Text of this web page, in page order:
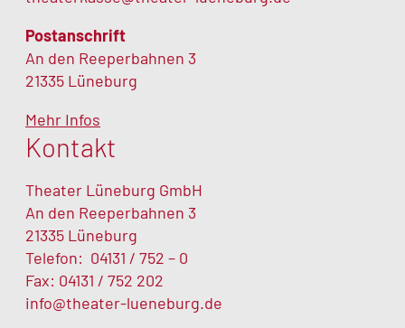
Postanschrift
An den Reeperbahnen 3
21335 Lüneburg
Mehr Infos
Kontakt
Theater Lüneburg GmbH
An den Reeperbahnen 3
21335 Lüneburg
Telefon: 04131 / 752 – 0
Fax: 04131 / 752 202
info@theater-lueneburg.de